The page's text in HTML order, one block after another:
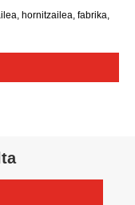
hornitzailea, fabrika,